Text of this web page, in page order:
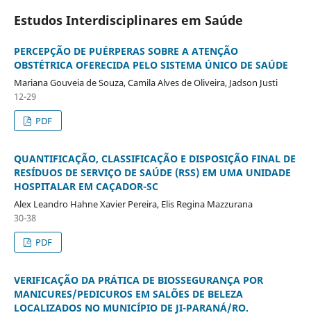
Estudos Interdisciplinares em Saúde
PERCEPÇÃO DE PUÉRPERAS SOBRE A ATENÇÃO
OBSTÉTRICA OFERECIDA PELO SISTEMA ÚNICO DE SAÚDE
Mariana Gouveia de Souza, Camila Alves de Oliveira, Jadson Justi
12-29
PDF
QUANTIFICAÇÃO, CLASSIFICAÇÃO E DISPOSIÇÃO FINAL DE
RESÍDUOS DE SERVIÇO DE SAÚDE (RSS) EM UMA UNIDADE
HOSPITALAR EM CAÇADOR-SC
Alex Leandro Hahne Xavier Pereira, Elis Regina Mazzurana
30-38
PDF
VERIFICAÇÃO DA PRÁTICA DE BIOSSEGURANÇA POR
MANICURES/PEDICUROS EM SALÕES DE BELEZA
LOCALIZADOS NO MUNICÍPIO DE JI-PARANÁ/RO.